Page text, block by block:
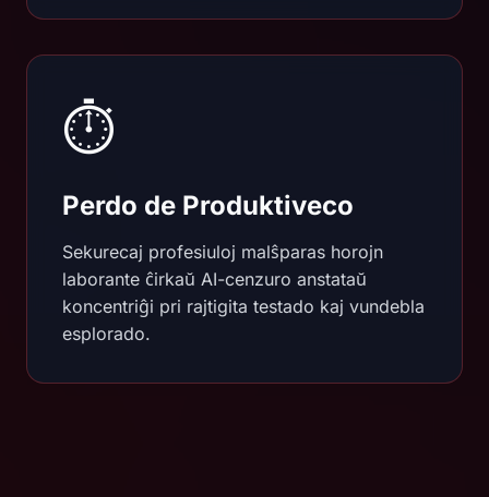
⏱️
Perdo de Produktiveco
Sekurecaj profesiuloj malŝparas horojn
laborante ĉirkaŭ AI-cenzuro anstataŭ
koncentriĝi pri rajtigita testado kaj vundebla
esplorado.